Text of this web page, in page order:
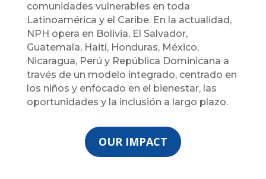
comunidades vulnerables en toda
Latinoamérica y el Caribe. En la actualidad,
NPH opera en Bolivia, El Salvador,
Guatemala, Haití, Honduras, México,
Nicaragua, Perú y República Dominicana a
través de un modelo integrado, centrado en
los niños y enfocado en el bienestar, las
oportunidades y la inclusión a largo plazo.
OUR IMPACT